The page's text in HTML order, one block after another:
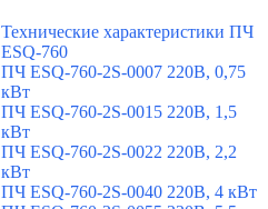
Технические характеристики ПЧ
ESQ-760
ПЧ ESQ-760-2S-0007 220В, 0,75
кВт
ПЧ ESQ-760-2S-0015 220В, 1,5
кВт
ПЧ ESQ-760-2S-0022 220В, 2,2
кВт
ПЧ ESQ-760-2S-0040 220В, 4 кВт